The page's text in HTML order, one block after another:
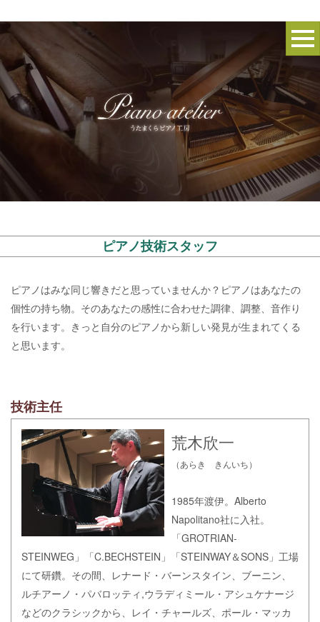
ピアノ技術スタッフ
ピアノはみな同じ響きだと思っていませんか？ピアノはあなたの
個性の持ち物。そのあなたの感性に合わせた調律、調整、音作り
を行います。きっと自分のピアノから新しい発見が生まれてくる
と思います。
技術主任
荒木欣一
（あらき きんいち）
1985年渡伊。Alberto
Napolitano社に入社。
「GROTRIAN-
STEINWEG」「C.BECHSTEIN」「STEINWAY＆SONS」工場
にて研鑽。その間、レナード・バーンスタイン、ブーニン、
ルチアーノ・パバロッティ,ウラディミール・アシュケナージ
などのクラシックから、レイ・チャールズ、ポール・マッカ